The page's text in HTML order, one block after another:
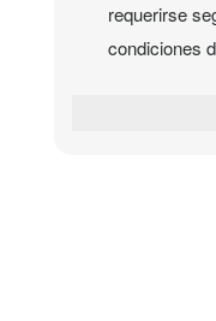
requerirse
condiciones